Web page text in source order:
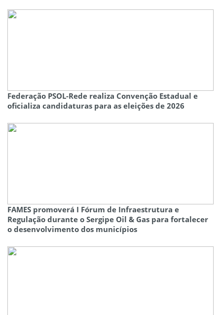
Federação PSOL-Rede realiza Convenção Estadual e
oficializa candidaturas para as eleições de 2026
FAMES promoverá I Fórum de Infraestrutura e
Regulação durante o Sergipe Oil & Gas para fortalecer
o desenvolvimento dos municípios